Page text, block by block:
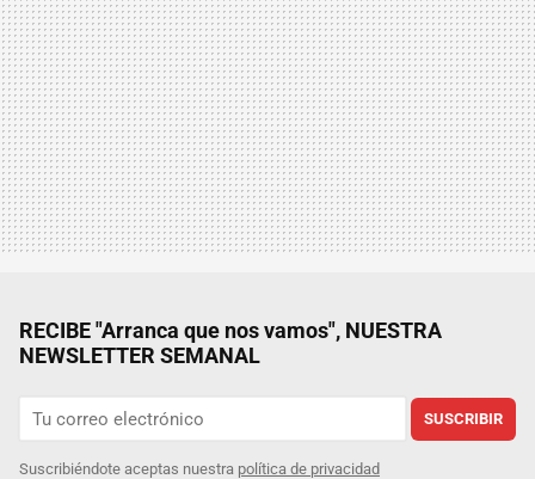
RECIBE "Arranca que nos vamos", NUESTRA
NEWSLETTER SEMANAL
SUSCRIBIR
Suscribiéndote aceptas nuestra política de privacidad